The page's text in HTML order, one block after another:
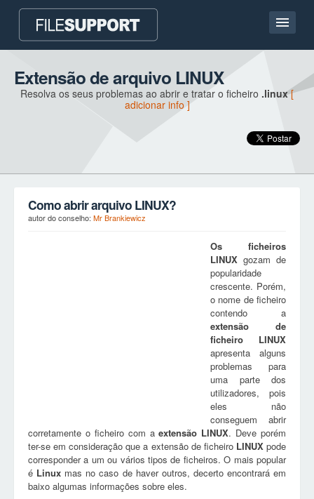
Casa
Contato
Extensão de arquivo LINUX
Resolva os seus problemas ao abrir e tratar o ficheiro .linux [
adicionar info ]
Como abrir arquivo LINUX?
autor do conselho: Mr Brankiewicz
Os ficheiros
LINUX gozam de
popularidade
crescente. Porém,
o nome de ficheiro
contendo a
extensão de
ficheiro LINUX
apresenta alguns
problemas para
uma parte dos
utilizadores, pois
eles não
conseguem abrir
corretamente o ficheiro com aextensão LINUX. Deve porém
ter-se em consideração que a extensão de ficheiro LINUXpode
corresponder a um ou vários tipos de ficheiros. O mais popular
é Linux mas no caso de haver outros, decerto encontrará em
baixo algumas informações sobre eles.